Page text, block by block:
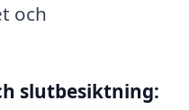
och
slutbesiktning: